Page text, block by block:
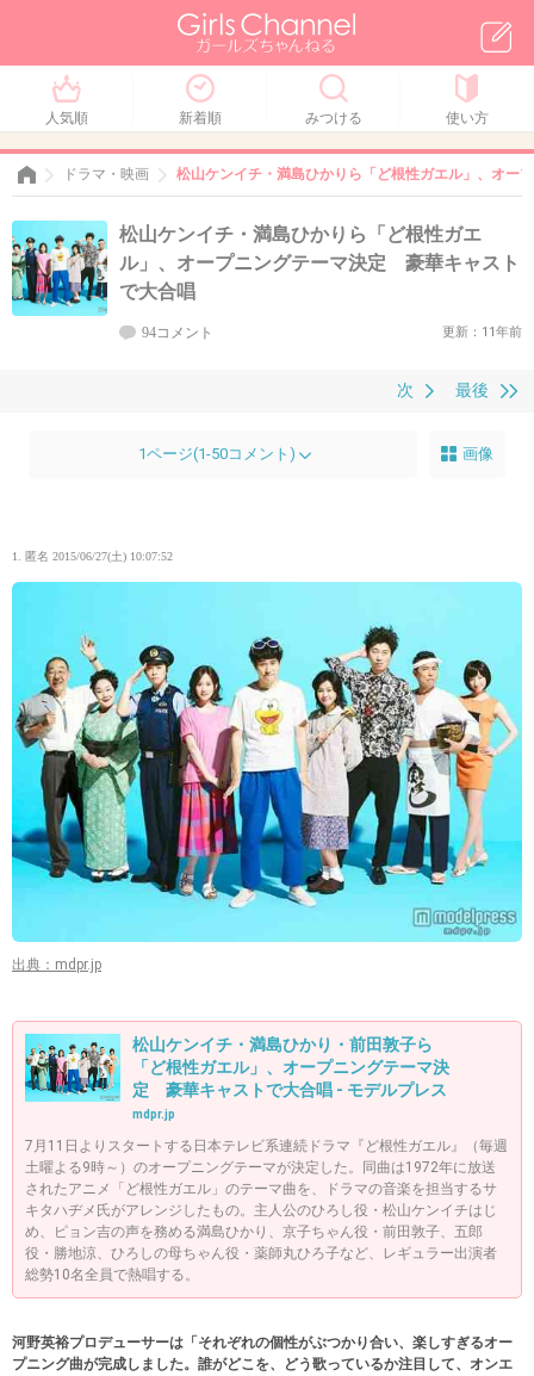
人気順 新着順 みつける 使い方
ドラマ・映画 松山ケンイチ・満島ひかりら「ど根性ガエル」、オ
松山ケンイチ・満島ひかりら「ど根性ガエ
ル」、オープニングテーマ決定 豪華キャスト
で大合唱
94コメント 更新：11年前
最後
次
1ページ(1-50コメント) 画像
1. 匿名 2015/06/27(土) 10:07:52
出典：mdpr.jp
松山ケンイチ・満島ひかり・前田敦子ら
「ど根性ガエル」、オープニングテーマ決
定 豪華キャストで大合唱 - モデルプレス
mdpr.jp
7月11日よりスタートする日本テレビ系連続ドラマ『ど根性ガエル』（毎週
土曜よる9時～）のオープニングテーマが決定した。同曲は1972年に放送
されたアニメ「ど根性ガエル」のテーマ曲を、ドラマの音楽を担当するサ
キタハヂメ氏がアレンジしたもの。主人公のひろし役・松山ケンイチはじ
め、ピョン吉の声を務める満島ひかり、京子ちゃん役・前田敦子、五郎
役・勝地涼、ひろしの母ちゃん役・薬師丸ひろ子など、レギュラー出演者
総勢10名全員で熱唱する。
河野英裕プロデューサーは「それぞれの個性がぶつかり合い、楽しすぎるオー
プニング曲が完成しました。誰がどこを、どう歌っているか注目して、オンエ